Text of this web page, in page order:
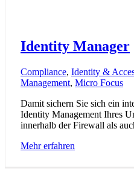
Identity Manager
Compliance, Identity &
Management, Micro Focus
Damit sichern Sie sich ein
Identity Management Ihres
innerhalb der Firewall als
Mehr erfahren